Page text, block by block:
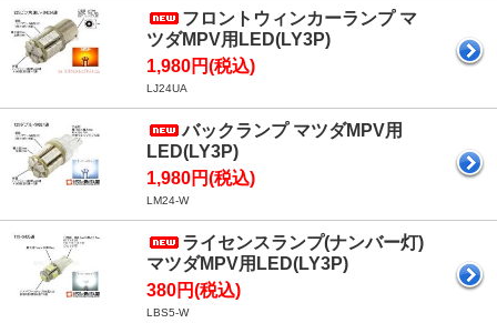
フロントウィンカーランプ マ
ツダMPV用LED(LY3P)
1,980円(税込)
LJ24UA
バックランプ マツダMPV用
LED(LY3P)
1,980円(税込)
LM24-W
ライセンスランプ(ナンバー灯)
マツダMPV用LED(LY3P)
380円(税込)
LBS5-W